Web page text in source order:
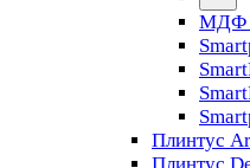
МДФ
Плинтус